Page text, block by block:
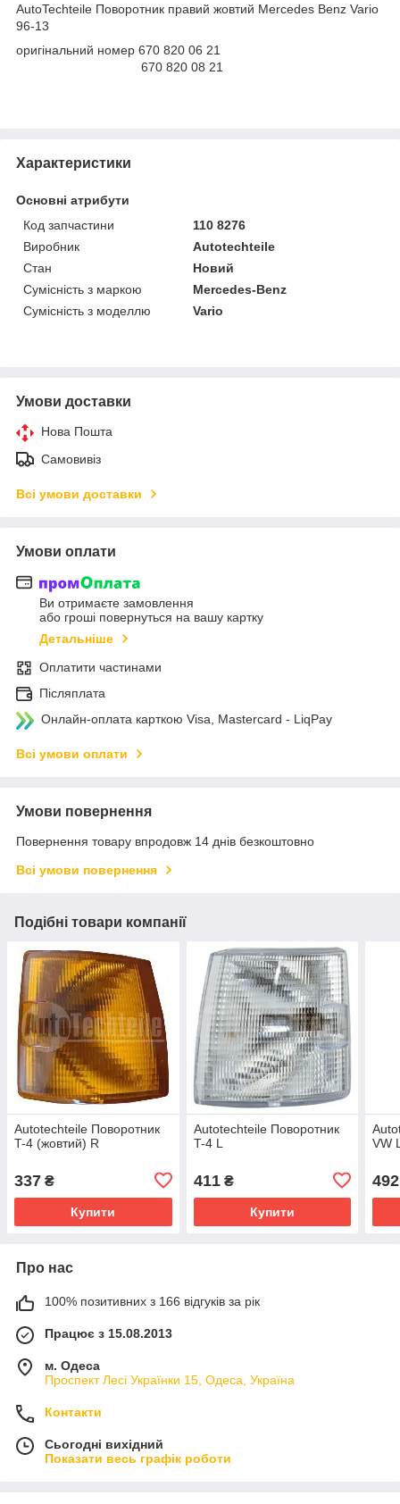
AutoTechteile Поворотник правий жовтий Mercedes Benz Vario
96-13
оригінальний номер 670 820 06 21
670 820 08 21
Характеристики
Основні атрибути
Код запчастини
110 8276
Виробник
Autotechteile
Стан
Новий
Сумісність з маркою
Mercedes-Benz
Сумісність з моделлю
Vario
Умови доставки
Нова Пошта
Самовивіз
Всі умови доставки
Умови оплати
Ви отримаєте замовлення
або гроші повернуться на вашу картку
Детальніше
Оплатити частинами
Післяплата
Онлайн-оплата карткою Visa, Mastercard - LiqPay
Всі умови оплати
Умови повернення
Повернення товару впродовж 14 днів безкоштовно
Всі умови повернення
Подібні товари компанії
Autotechteile Поворотник
T-4 (жовтий) R
337 ₴
Купити
Autotechteile Поворотник
T-4 L
411₴
Купити
VW
492
Про нас
100% позитивних з 166 відгуків за рік
Працює з 15.08.2013
м. Одеса
Проспект Лесі Українки 15, Одеса, Україна
Контакти
Сьогодні вихідний
Показати весь графік роботи